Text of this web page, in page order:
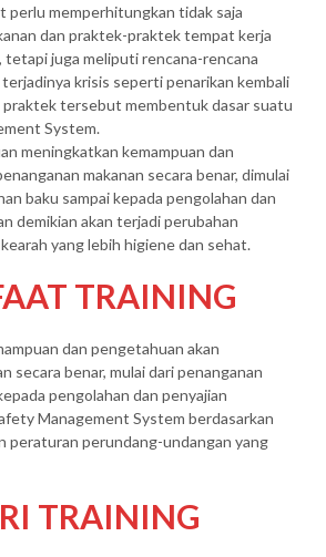
perlu memperhitungkan tidak saja
dan praktek-praktek tempat kerja
tetapi juga meliputi rencana-rencana
krisis seperti penarikan kembali
praktek tersebut membentuk dasar suatu
System.
meningkatkan kemampuan dan
makanan secara benar, dimulai
baku sampai kepada pengolahan dan
demikian akan terjadi perubahan
yang lebih higiene dan sehat.
TRAINING
dan pengetahuan akan
secara benar, mulai dari penanganan
pengolahan dan penyajian
Management System berdasarkan
peraturan perundang-undangan yang
TRAINING